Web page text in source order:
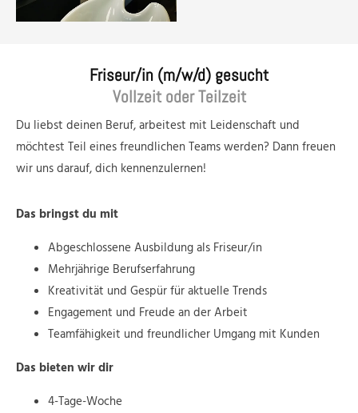
Friseur/in (m/w/d) gesucht
Vollzeit oder Teilzeit
Du liebst deinen Beruf, arbeitest mit Leidenschaft und
möchtest Teil eines freundlichen Teams werden? Dann freuen
wir uns darauf, dich kennenzulernen!
Das bringst du mit
Abgeschlossene Ausbildung als Friseur/in
Mehrjährige Berufserfahrung
Kreativität und Gespür für aktuelle Trends
Engagement und Freude an der Arbeit
Teamfähigkeit und freundlicher Umgang mit Kunden
Das bieten wir dir
4-Tage-Woche